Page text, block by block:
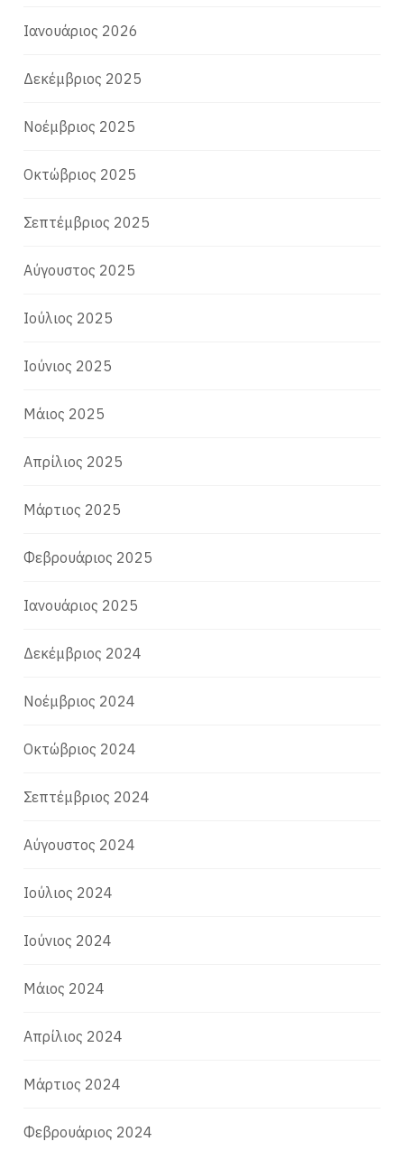
Ιανουάριος 2026
Δεκέμβριος 2025
Νοέμβριος 2025
Οκτώβριος 2025
Σεπτέμβριος 2025
Αύγουστος 2025
Ιούλιος 2025
Ιούνιος 2025
Μάιος 2025
Απρίλιος 2025
Μάρτιος 2025
Φεβρουάριος 2025
Ιανουάριος 2025
Δεκέμβριος 2024
Νοέμβριος 2024
Οκτώβριος 2024
Σεπτέμβριος 2024
Αύγουστος 2024
Ιούλιος 2024
Ιούνιος 2024
Μάιος 2024
Απρίλιος 2024
Μάρτιος 2024
Φεβρουάριος 2024